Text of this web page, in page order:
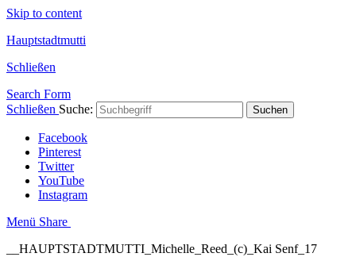
Skip to content
Hauptstadtmutti
Schließen
Search Form
Schließen Suche: Suchen
Facebook
Pinterest
Twitter
YouTube
Instagram
Menü Share
__HAUPTSTADTMUTTI_Michelle_Reed_(c)_Kai Senf_17